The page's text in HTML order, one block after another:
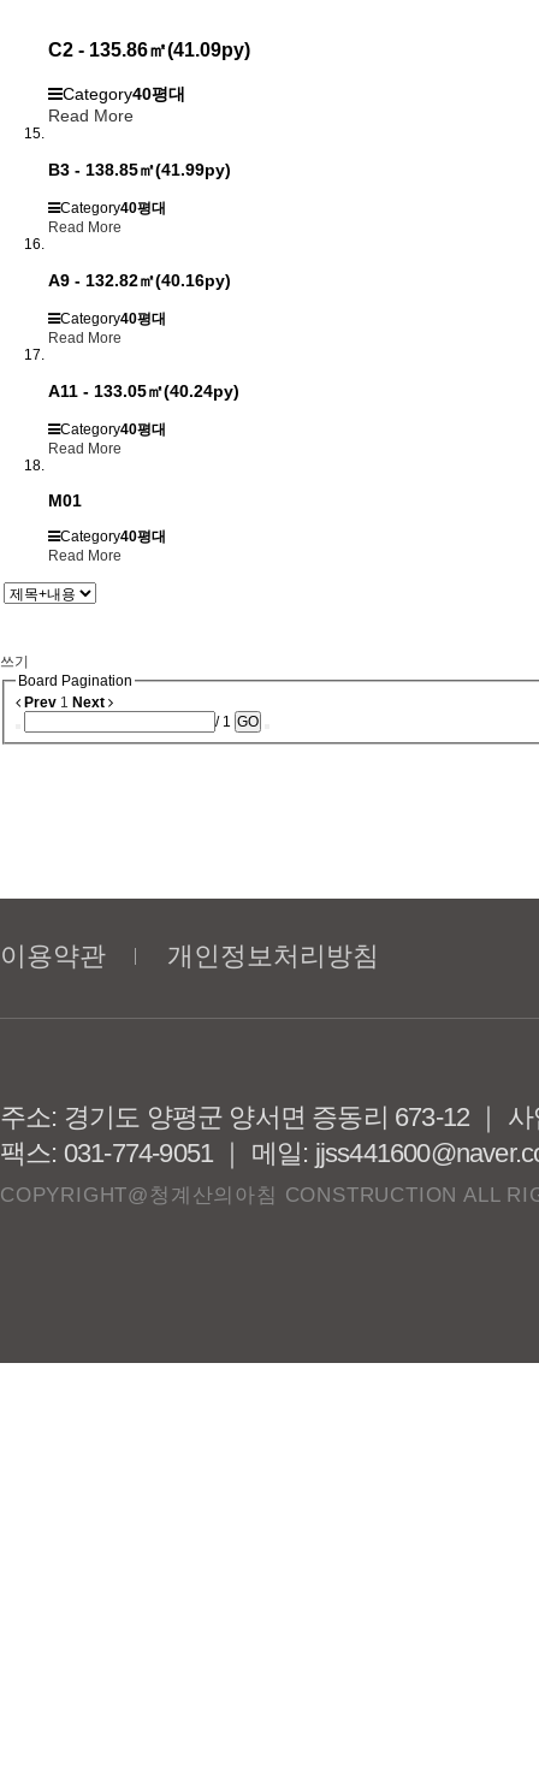
C2 - 135.86㎡(41.09py)
Category40평대
Read More
B3 - 138.85㎡(41.99py)
Category40평대
Read More
A9 - 132.82㎡(40.16py)
Category40평대
Read More
A11 - 133.05㎡(40.24py)
Category40평대
Read More
M01
Category40평대
Read More
쓰기
Board Pagination
Prev 1 Next
/ 1 GO
이용약관 개인정보처리방침
주소: 경기도 양평군 양서면 증동리 673-12 ｜
팩스: 031-774-9051 ｜ 메일:
COPYRIGHT@청계산의아침 CONSTRUCTION ALL